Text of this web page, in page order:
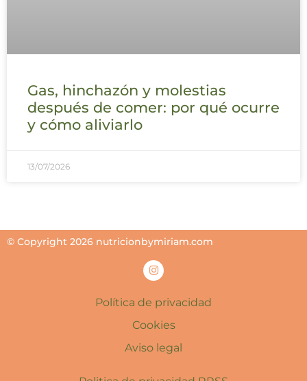
Gas, hinchazón y molestias
después de comer: por qué ocurre
y cómo aliviarlo
13/07/2026
© Copyright 2026 nutricionbymiriam.com
Política de privacidad
Cookies
Aviso legal